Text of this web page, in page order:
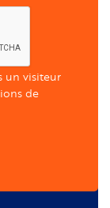
un visiteur
de